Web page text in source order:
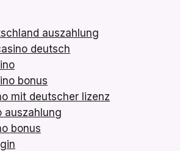
auszahlung
deutsch
bonus
mit deutscher lizenz
auszahlung
bonus